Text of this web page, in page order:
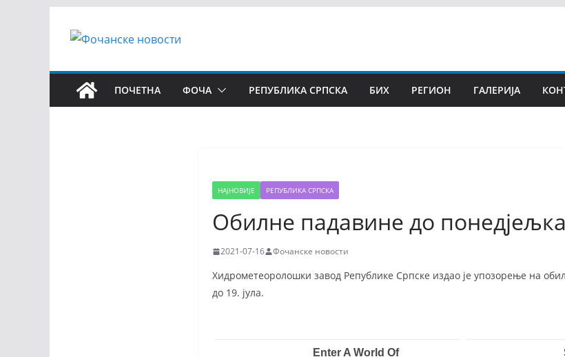
ПОЧЕТНА ФОЧА РЕПУБЛИКА СРПСКА БИХ РЕГИОН ГАЛЕРИЈА
НАЈНОВИЈЕ РЕПУБЛИКА СРПСКА
Обилне падавине до понедјељка
2021-07-16 Фочанске новости
Хидрометеоролошки завод Републике Српске издао је упозорење на
до 19. јула.